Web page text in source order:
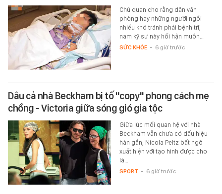
Chủ quan cho rằng dân văn
phòng hay những người ngồi
nhiều khó tránh phải bệnh trĩ,
nam kỹ sư này hối hận muộn…
SỨC KHỎE - 6 giờ trước
Dâu cả nhà Beckham bị tố "copy" phong cách mẹ
chồng - Victoria giữa sóng gió gia tộc
Giữa lúc mối quan hệ với nhà
Beckham vẫn chưa có dấu hiệu
hàn gắn, Nicola Peltz bất ngờ
xuất hiện với tạo hình được cho
là…
SPORT - 6 giờ trước